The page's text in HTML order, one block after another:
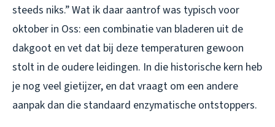
steeds niks.” Wat ik daar aantrof was typisch voor
oktober in Oss: een combinatie van bladeren uit de
dakgoot en vet dat bij deze temperaturen gewoon
stolt in de oudere leidingen. In die historische kern heb
je nog veel gietijzer, en dat vraagt om een andere
aanpak dan die standaard enzymatische ontstoppers.